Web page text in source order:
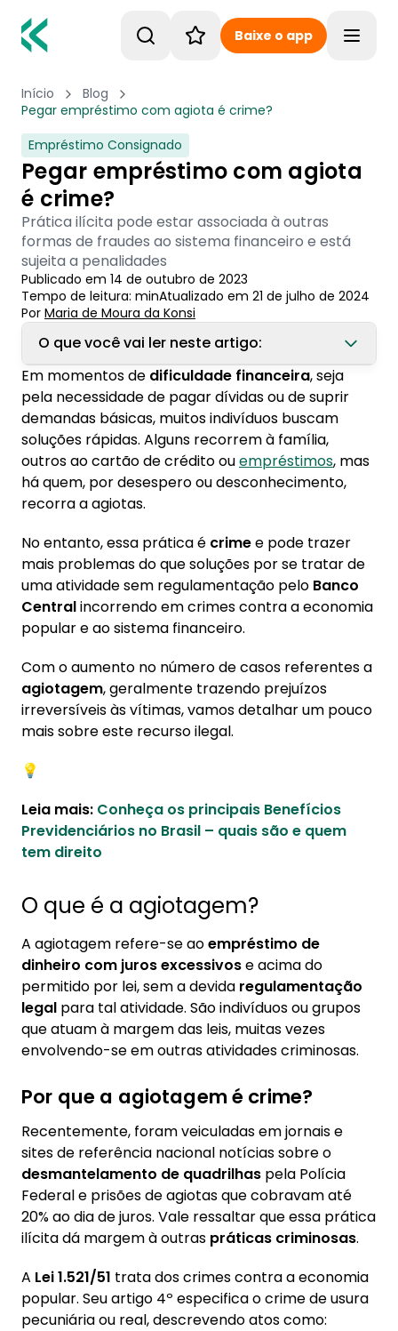
Baixe o app
Início
Blog
Pegar empréstimo com agiota é crime?
Empréstimo Consignado
Pegar empréstimo com agiota
é crime?
Prática ilícita pode estar associada à outras
formas de fraudes ao sistema financeiro e está
sujeita a penalidades
Publicado em 14 de outubro de 2023
Tempo de leitura: minAtualizado em 21 de julho de 2024
Por Maria de Moura da Konsi
O que você vai ler neste artigo:
1. O que é a agiotagem?
1.1. Por que a agiotagem é crime?
2. Como os agiotas agem?
2.1. Contratos “de boca”
2.2. Juros altíssimos
2.3. Exigência de garantias
2.4. Cobranças intimidadoras
3. Alternativas seguras e legais ao
empréstimo clandestino
4. Konsi: O simulador de crédito inteligente!
Em momentos de dificuldade financeira, seja
pela necessidade de pagar dívidas ou de suprir
demandas básicas, muitos indivíduos buscam
soluções rápidas. Alguns recorrem à família,
outros ao cartão de crédito ouempréstimos, mas
há quem, por desespero ou desconhecimento,
recorra a agiotas.
No entanto, essa prática é crimee pode trazer
mais problemas do que soluções por se tratar de
uma atividade sem regulamentação pelo Banco
Centralincorrendo em crimes contra a economia
popular e ao sistema financeiro.
Com o aumento no número de casos referentes a
agiotagem, geralmente trazendo prejuízos
irreversíveis às vítimas, vamos detalhar um pouco
mais sobre este recurso ilegal.
💡
Leia mais: Conheça os principais Benefícios
Previdenciários no Brasil – quais são e quem
tem direito
O que é a agiotagem?
A agiotagem refere-se aoempréstimo de
dinheiro com juros excessivose acima do
permitido por lei, sem a devida regulamentação
legal para tal atividade. São indivíduos ou grupos
que atuam à margem das leis, muitas vezes
envolvendo-se em outras atividades criminosas.
Por que a agiotagem é crime?
Recentemente, foram veiculadas em jornais e
sites de referência nacional notícias sobre o
desmantelamento de quadrilhas pela Polícia
Federal e prisões de agiotas que cobravam até
20% ao dia de juros. Vale ressaltar que essa prática
ilícita dá margem à outras práticas criminosas.
A Lei 1.521/51 trata dos crimes contra a economia
popular. Seu artigo 4º especifica o crime de usura
pecuniária ou real, descrevendo atos como: